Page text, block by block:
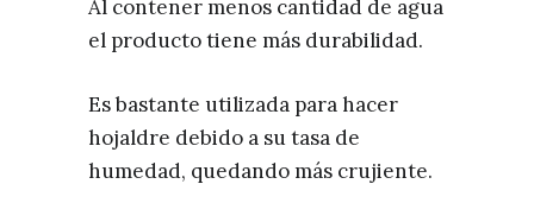
Al contener menos cantidad de agua
el producto tiene más durabilidad.
Es bastante utilizada para hacer
hojaldre debido a su tasa de
humedad, quedando más crujiente.